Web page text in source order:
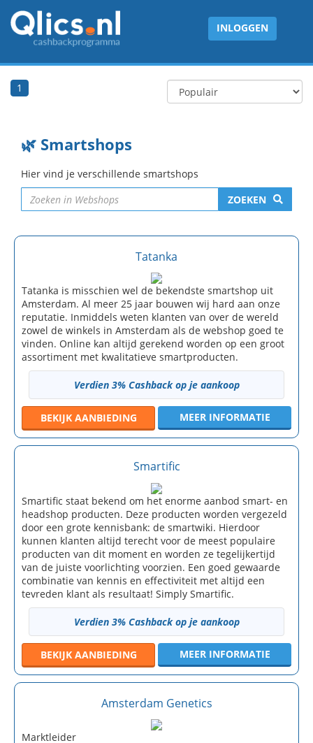
INLOGGEN
1
🌿 Smartshops
Hier vind je verschillende smartshops
ZOEKEN
Tatanka
Tatanka is misschien wel de bekendste smartshop uit
Amsterdam. Al meer 25 jaar bouwen wij hard aan onze
reputatie. Inmiddels weten klanten van over de wereld
zowel de winkels in Amsterdam als de webshop goed te
vinden. Online kan altijd gerekend worden op een groot
assortiment met kwalitatieve smartproducten.
Verdien 3% Cashback op je aankoop
BEKIJK AANBIEDING MEER INFORMATIE
Smartific
Smartific staat bekend om het enorme aanbod smart- en
headshop producten. Deze producten worden vergezeld
door een grote kennisbank: de smartwiki. Hierdoor
kunnen klanten altijd terecht voor de meest populaire
producten van dit moment en worden ze tegelijkertijd
van de juiste voorlichting voorzien. Een goed gewaarde
combinatie van kennis en effectiviteit met altijd een
tevreden klant als resultaat! Simply Smartific.
Verdien 3% Cashback op je aankoop
BEKIJK AANBIEDING MEER INFORMATIE
Amsterdam Genetics
Marktleider